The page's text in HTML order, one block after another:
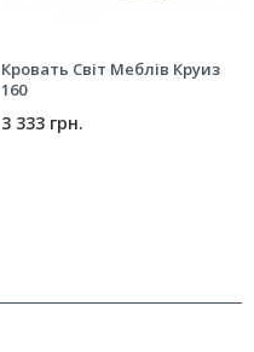
Кровать Світ Меблів Круиз
160
3 333 грн.